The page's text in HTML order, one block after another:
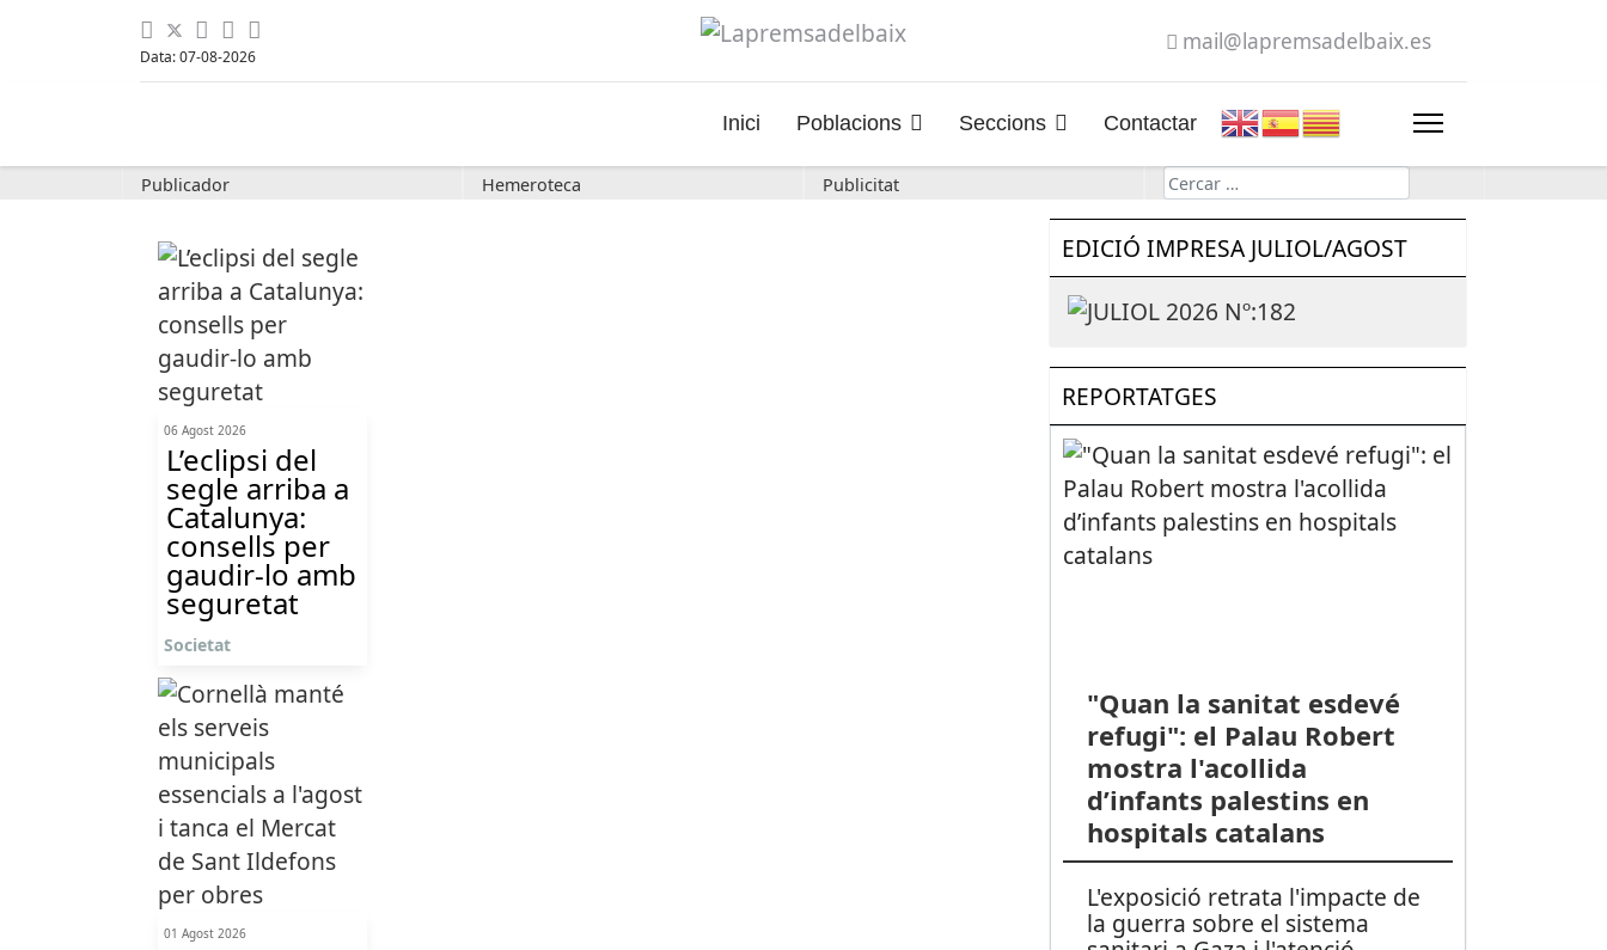
Data: 07-08-2026
mail@lapremsadelbaix.es
Inici Poblacions Seccions Contactar
Publicador Hemeroteca Publicitat Cerca
06 Agost 2026
L’eclipsi del
segle arriba a
Catalunya:
consells per
gaudir-lo amb
seguretat
Societat
01 Agost 2026
EDICIÓ IMPRESA JULIOL/AGOST
REPORTATGES
"Quan la sanitat esdevé
refugi": el Palau Robert
mostra l'acollida
d’infants palestins en
hospitals catalans
L'exposició retrata l'impacte de
la guerra sobre el sistema